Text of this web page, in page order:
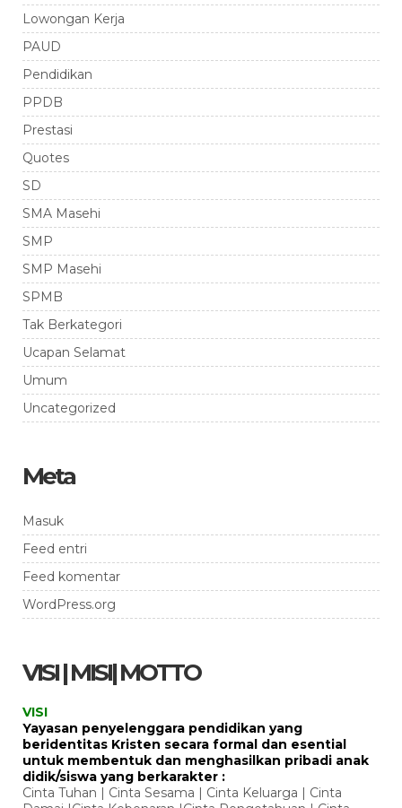
Lowongan Kerja
PAUD
Pendidikan
PPDB
Prestasi
Quotes
SD
SMA Masehi
SMP
SMP Masehi
SPMB
Tak Berkategori
Ucapan Selamat
Umum
Uncategorized
Meta
Masuk
Feed entri
Feed komentar
WordPress.org
VISI | MISI| MOTTO
VISI
Yayasan penyelenggara pendidikan yang
beridentitas Kristen secara formal dan esential
untuk membentuk dan menghasilkan pribadi anak
didik/siswa yang berkarakter :
Cinta Tuhan | Cinta Sesama | Cinta Keluarga | Cinta